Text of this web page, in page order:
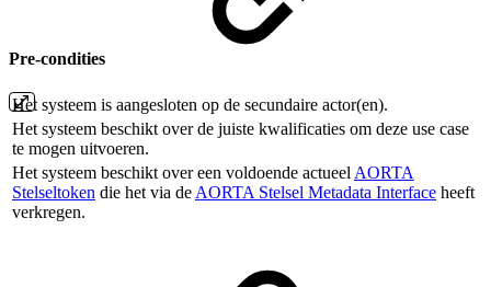
Pre-condities
Het systeem is aangesloten op de secundaire actor(en).
Het systeem beschikt over de juiste kwalificaties om deze use case
te mogen uitvoeren.
Het systeem beschikt over een voldoende actueel AORTA
Stelseltoken die het via de AORTA Stelsel Metadata Interface heeft
verkregen.